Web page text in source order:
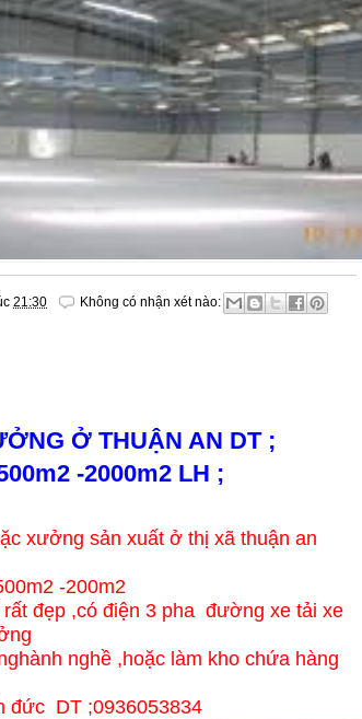
21:30 Không có nhận xét nào:
Ở THUẬN AN DT ;
-2000m2 LH ;
xưởng sản xuất ở thị xã thuận an
-200m2
đẹp ,có điện 3 pha đường xe tải xe
nghề ,hoặc làm kho chứa hàng
đức DT ;0936053834